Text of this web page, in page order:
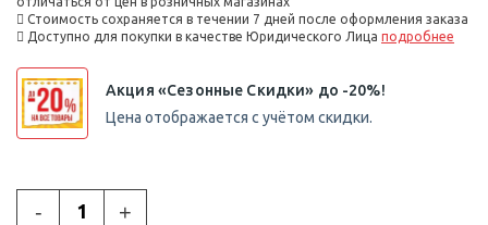
Стоимость сохраняется в течении 7 дней после оформления заказа
Доступно для покупки в качестве Юридического Лица подробнее
Акция «Сезонные Скидки» до -20%!
Цена отображается с учётом скидки.
- +